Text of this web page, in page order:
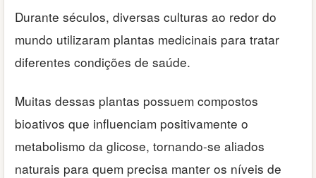
Durante séculos, diversas culturas ao redor do
mundo utilizaram plantas medicinais para tratar
diferentes condições de saúde.
Muitas dessas plantas possuem compostos
bioativos que influenciam positivamente o
metabolismo da glicose, tornando-se aliados
naturais para quem precisa manter os níveis de